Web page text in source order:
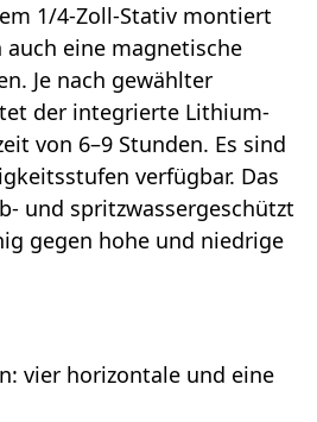
1/4-Zoll-Stativ montiert
auch eine magnetische
Je nach gewählter
der integrierte Lithium-
von 6–9 Stunden. Es sind
verfügbar. Das
und spritzwassergeschützt
gegen hohe und niedrige
vier horizontale und eine